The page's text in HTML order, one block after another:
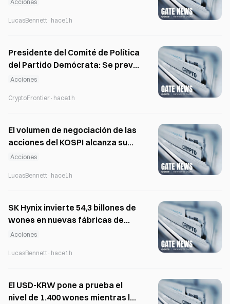
extranjeros
Acciones
LucasBennett · hace1h
Presidente del Comité de Política
del Partido Demócrata: Se prevé
coordinar la reforma fiscal de las
de agosto
Acciones
CryptoFrontier · hace1h
El volumen de negociación de las
acciones del KOSPI alcanza su
nivel más bajo de 2024 en medio
de semiconductores
Acciones
LucasBennett · hace1h
SK Hynix invierte 54,3 billones de
wones en nuevas fábricas de
DRAM y NAND
Acciones
LucasBennett · hace1h
El USD-KRW pone a prueba el
nivel de 1.400 wones mientras los